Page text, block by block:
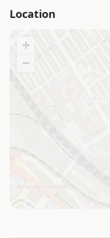
Location
+
−